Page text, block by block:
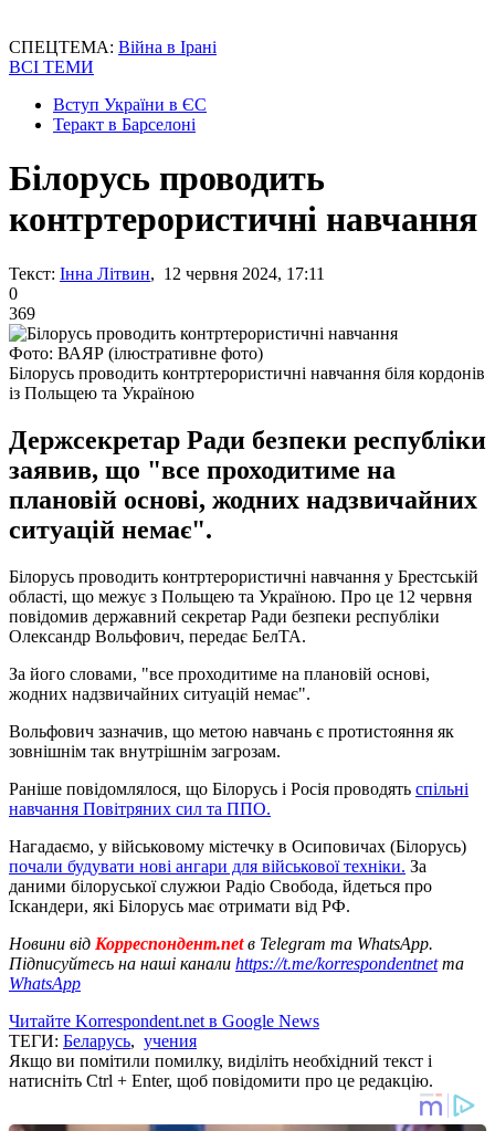
СПЕЦТЕМА: Війна в Ірані
ВСІ ТЕМИ
Вступ України в ЄС
Теракт в Барселоні
Білорусь проводить
контртерористичні навчання
Текст: Інна Літвин, 12 червня 2024, 17:11
0
369
Фото: ВАЯР (ілюстративне фото)
Білорусь проводить контртерористичні навчання біля кордонів
із Польщею та Україною
Держсекретар Ради безпеки республіки
заявив, що "все проходитиме на
плановій основі, жодних надзвичайних
ситуацій немає".
Білорусь проводить контртерористичні навчання у Брестській
області, що межує з Польщею та Україною. Про це 12 червня
повідомив державний секретар Ради безпеки республіки
Олександр Вольфович, передає БелТА.
За його словами, "все проходитиме на плановій основі,
жодних надзвичайних ситуацій немає".
Вольфович зазначив, що метою навчань є протистояння як
зовнішнім так внутрішнім загрозам.
Раніше повідомлялося, що Білорусь і Росія проводять спільні
навчання Повітряних сил та ППО.
Нагадаємо, у військовому містечку в Осиповичах (Білорусь)
почали будувати нові ангари для військової техніки. За
даними білоруської служюи Радіо Свобода, йдеться про
Іскандери, які Білорусь має отримати від РФ.
Новини від Корреспондент.netв Telegram та WhatsApp.
Підписуйтесь на наші канали https://t.me/korrespondentnetта
WhatsApp
Читайте Korrespondent.net в Google News
ТЕГИ: Беларусь, учения
Якщо ви помітили помилку, виділіть необхідний текст і
натисніть Ctrl + Enter, щоб повідомити про це редакцію.